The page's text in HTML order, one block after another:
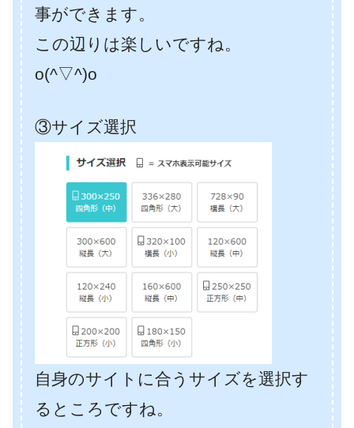
事ができます。
この辺りは楽しいですね。
o(^▽^)o
③サイズ選択
自身のサイトに合うサイズを選択す
るところですね。